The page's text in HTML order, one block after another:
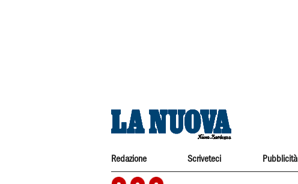
Redazione Scriveteci Pubblicità